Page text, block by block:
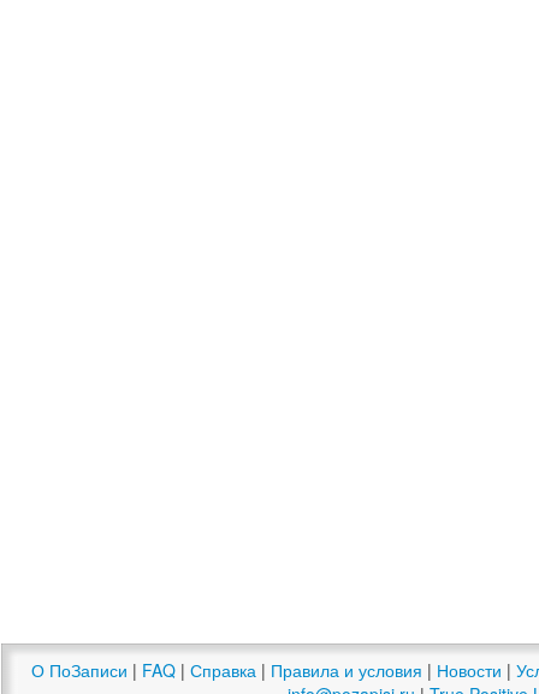
О ПоЗаписи | FAQ | Справка | Правила и условия | Новости |